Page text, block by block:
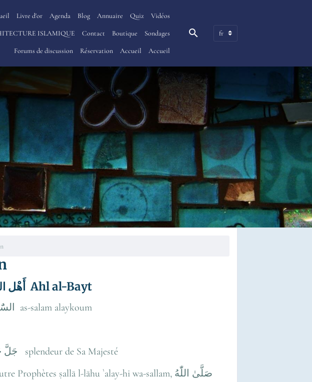
Livre d'or Agenda Blog Annuaire Quiz Vidéos
ISLAMIQUE Contact Boutique Sondages
Forums de discussion Réservation Accueil Accueil
les Gens de la Maison أَهْل البَيْت Ahl al-Bayt
que la paix soit sur vous السٌَلامُ عَلَيْكُمْ as-salam alaykoum
Dieu الله Allah jalla jalālu-hu, جَلَّ جَلالُهُ splendeur de Sa Majesté